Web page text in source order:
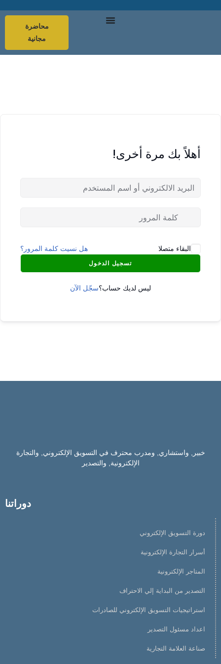
محاضرة
مجانية
أهلاً بك مرة أخرى!
البقاء متصلا هل نسيت كلمة المرور؟
تسجيل الدخول
ليس لديك حساب؟سجّل الآن
خبير, واستشاري, ومدرب محترف في التسويق الإلكتروني, والتجارة
الإلكترونية, والتصدير
دوراتنا
دورة التسويق الإلكتروني
أسرار التجارة الإلكترونية
المتاجر الإلكترونية
التصدير من البداية إلي الاحتراف
استراتيجيات التسويق الإلكتروني للصادرات
اعداد مسئول التصدير
صناعة العلامة التجارية